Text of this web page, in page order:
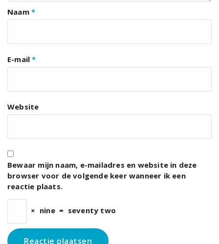
Naam *
E-mail*
Website
Bewaar mijn naam, e-mailadres en website in deze
browser voor de volgende keer wanneer ik een
reactie plaats.
× nine = seventy two